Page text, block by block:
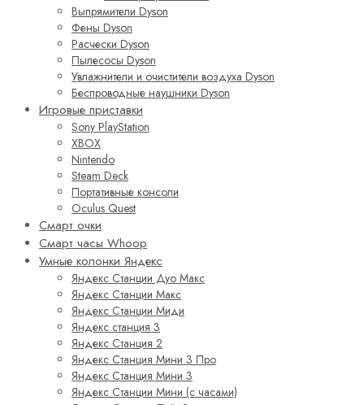
Выпрямители Dyson
Фены Dyson
Расчески Dyson
Пылесосы Dyson
Увлажнители и очистители воздуха Dyson
Беспроводные наушники Dyson
Игровые приставки
Sony PlayStation
XBOX
Nintendo
Steam Deck
Портативные консоли
Oculus Quest
Смарт очки
Смарт часы Whoop
Умные колонки Яндекс
Яндекс Станции Дуо Макс
Яндекс Станции Макс
Яндекс Станции Миди
Яндекс станция 3
Яндекс Станция 2
Яндекс Станция Мини 3 Про
Яндекс Станция Мини 3
Яндекс Станции Мини (с часами)